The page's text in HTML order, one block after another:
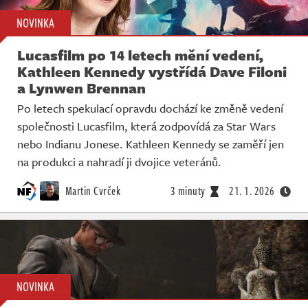
NOVINKA
Lucasfilm po 14 letech mění vedení,
Kathleen Kennedy vystřídá Dave Filoni
a Lynwen Brennan
Po letech spekulací opravdu dochází ke změně vedení
společnosti Lucasfilm, která zodpovídá za Star Wars
nebo Indianu Jonese. Kathleen Kennedy se zaměří jen
na produkci a nahradí ji dvojice veteránů.
Martin Cvrček 3 minuty 21. 1. 2026
NOVINKA